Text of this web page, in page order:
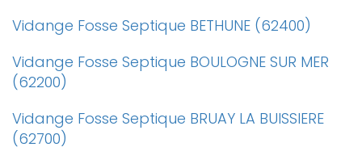
Vidange Fosse Septique BETHUNE (62400)
Vidange Fosse Septique BOULOGNE SUR MER
(62200)
Vidange Fosse Septique BRUAY LA BUISSIERE
(62700)